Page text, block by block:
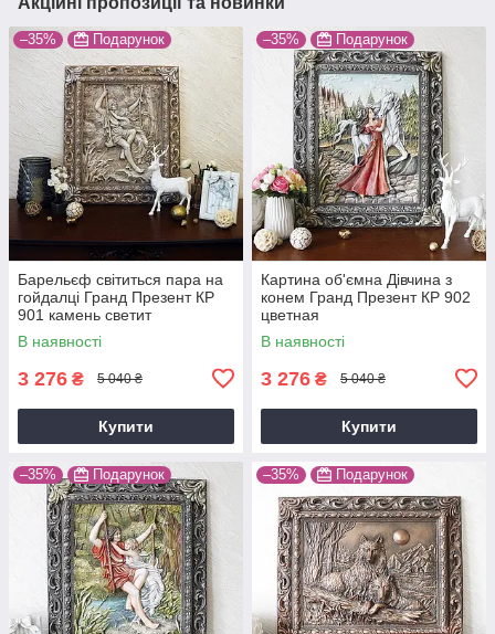
–35% Подарунок
Барельєф світиться пара на
гойдалці Гранд Презент КP
901 камень светит
В наявності
3 276 ₴ 5 040 ₴
Купити
–35% Подарунок
Картина об'ємна Дівчина з
конем Гранд Презент КP 902
цветная
В наявності
3 276 ₴ 5 040 ₴
Купити
–35% Подарунок –35% Подарунок